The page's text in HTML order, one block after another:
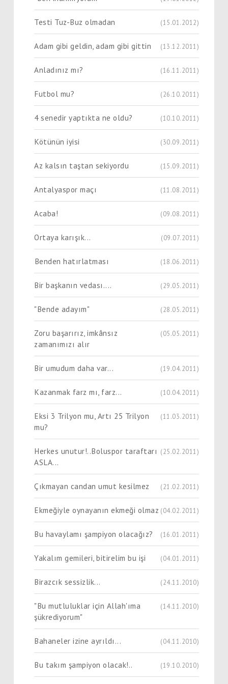
Testi Tuz-Buz olmadan (15.01.2012)
Adam gibi geldin, adam gibi gittin (13.12.2011)
Anladınız mı? (16.11.2011)
Futbol mu? (26.10.2011)
4 senedir yaptıkta ne oldu? (10.10.2011)
Kötünün iyisi (30.09.2011)
Az kalsın taştan sekiyordu (15.09.2011)
Antalyaspor maçı (11.08.2011)
Acaba! (09.08.2011)
Ortaya karışık... (09.07.2011)
Benden hatırlatması (18.06.2011)
Bir başkanın vedası.... (29.05.2011)
"Bende adayım" (28.05.2011)
Zoru başarırız, imkânsız
zamanımızı alır
(05.05.2011)
Bir umudum daha var... (19.04.2011)
Kazanmak farz mı, farz... (10.04.2011)
Eksi 3 Trilyon mu, Artı 25 Trilyon
mu?
(11.03.2011)
Herkes unutur!..Boluspor taraftarı
ASLA...
(25.02.2011)
Çıkmayan candan umut kesilmez (21.02.2011)
Ekmeğiyle oynayanın ekmeği olmaz (04.02.2011)
Bu havaylamı şampiyon olacağız? (16.01.2011)
Yakalım gemileri, bitirelim bu işi (04.01.2011)
Birazcık sessizlik... (24.11.2010)
"Bu mutluluklar için Allah'ıma
şükrediyorum"
(14.11.2010)
Bahaneler izine ayrıldı... (04.11.2010)
Bu takım şampiyon olacak!.. (19.10.2010)